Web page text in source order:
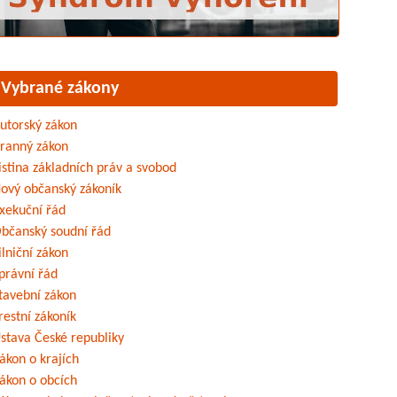
Vybrané zákony
zákon
zákon
základních práv a svobod
občanský zákoník
řád
soudní řád
zákon
řád
zákon
zákoník
České republiky
o krajích
o obcích